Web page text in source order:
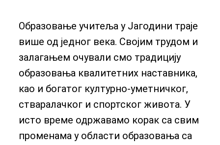
Образовање учитеља у Јагодини траје
више од једног века. Својим трудом и
залагањем очували смо традицију
образовања квалитетних наставника,
као и богатог културно-уметничког,
стваралачког и спортског живота. У
исто време одржавамо корак са свим
променама у области образовања са